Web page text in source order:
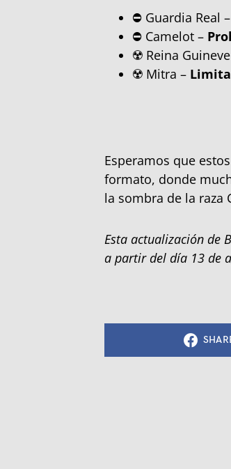
⛔️ Guardia Real –
⛔️ Camelot –
☢️ Reina
☢️ Mitra –
Esperamos que
formato, donde
la sombra de la raza
Esta actualización de
a partir del día 13 de